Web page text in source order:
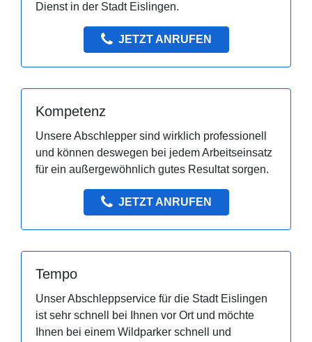
Dienst in der Stadt Eislingen.
JETZT ANRUFEN
Kompetenz
Unsere Abschlepper sind wirklich professionell
und können deswegen bei jedem Arbeitseinsatz
für ein außergewöhnlich gutes Resultat sorgen.
JETZT ANRUFEN
Tempo
Unser Abschleppservice für die Stadt Eislingen
ist sehr schnell bei Ihnen vor Ort und möchte
Ihnen bei einem Wildparker schnell und